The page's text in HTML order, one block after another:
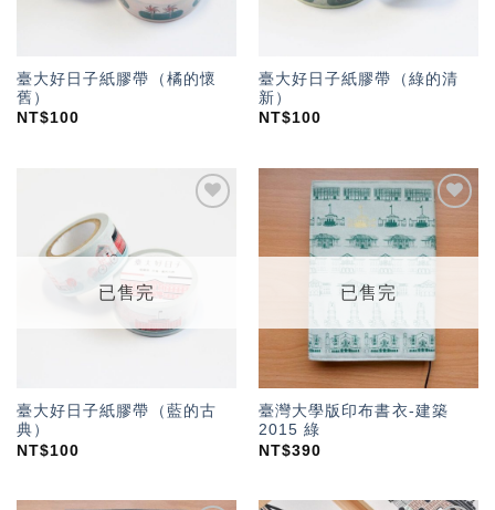
臺大好日子紙膠帶（橘的懷
舊）
NT$100
臺大好日子紙膠帶（綠的清
新）
NT$100
已售完
臺大好日子紙膠帶（藍的古
典）
NT$100
望輕
已售完
臺灣大學版印布書衣-建築
2015 綠
NT$390